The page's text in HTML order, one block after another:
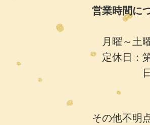
営業時間に
月曜～
定休日：第
日曜日
その他不明